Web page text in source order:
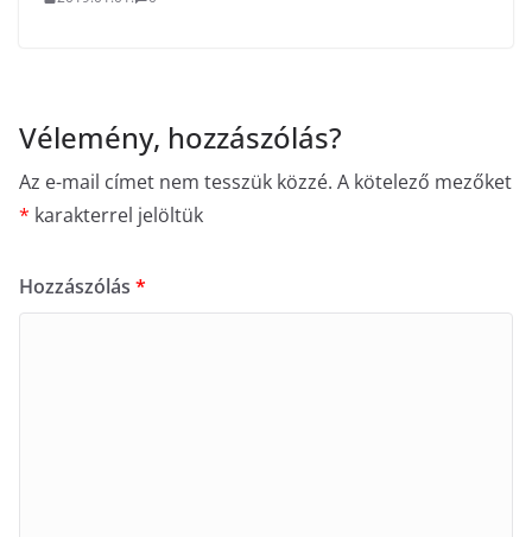
Vélemény, hozzászólás?
Az e-mail címet nem tesszük közzé. A kötelező mezőket
* karakterrel jelöltük
Hozzászólás *